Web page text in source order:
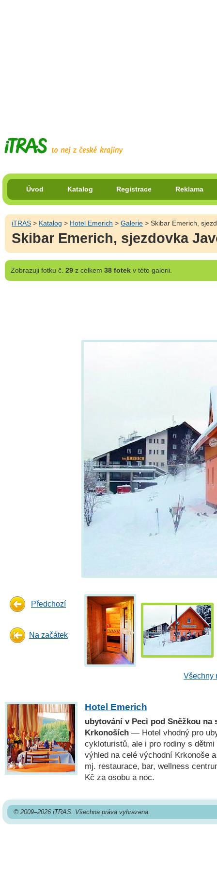
Úvod Katalog Registrace Reklama
iTRAS > Katalog > Hotel Emerich >Galerie > Skibar Emerich,
Skibar Emerich, sjezdovka
Zobrazujifotku č. 29z celkem 38 fotekv této galerii.
Předchozí
Na začátek
Všechny
Hotel Emerich
ubytování v Peci pod Sněžkou na
Krkonoších — Hotel vhodný pro
cykloturistů, ale i pro rodiny s
výhled na celé východní Krkonoše
mj. restaurace, bar, wellness
Kč za osobu a noc.
© 2009–2026 iTRAS. Všechna práva vyhrazena.